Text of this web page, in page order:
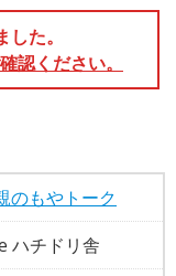
た。
認ください。
のもやトーク
ハチドリ舎